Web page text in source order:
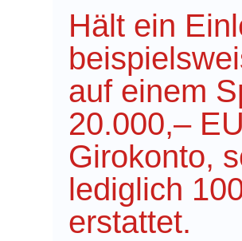
Hält ein
auf einem
20.000,–
Girokonto,
lediglich
erstattet.